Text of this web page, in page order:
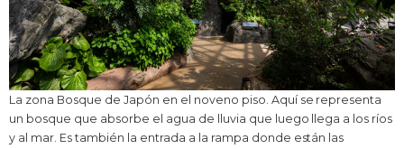
La zona Bosque de Japón en el noveno piso. Aquí se representa
un bosque que absorbe el agua de lluvia que luego llega a los ríos
y al mar. Es también la entrada a la rampa donde están las